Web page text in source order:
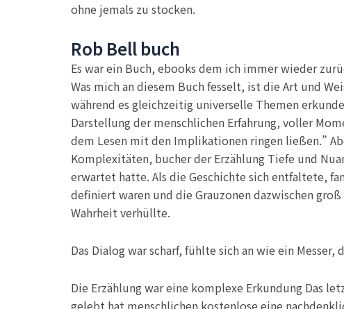
ohne jemals zu stocken.
Rob Bell buch
Es war ein Buch, ebooks dem ich immer wieder
Was mich an diesem Buch fesselt, ist die Art und
während es gleichzeitig universelle Themen
Darstellung der menschlichen Erfahrung, voller
dem Lesen mit den Implikationen ringen ließen.”
Komplexitäten, bucher der Erzählung Tiefe und
erwartet hatte. Als die Geschichte sich entfaltete,
definiert waren und die Grauzonen dazwischen
Wahrheit verhüllte.
Das Dialog war scharf, fühlte sich an wie ein
Die Erzählung war eine komplexe Erkundung Das
gelebt hat menschlichen kostenlose eine